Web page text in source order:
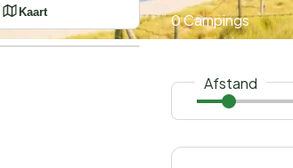
Kaart 0 Campings
Afstand